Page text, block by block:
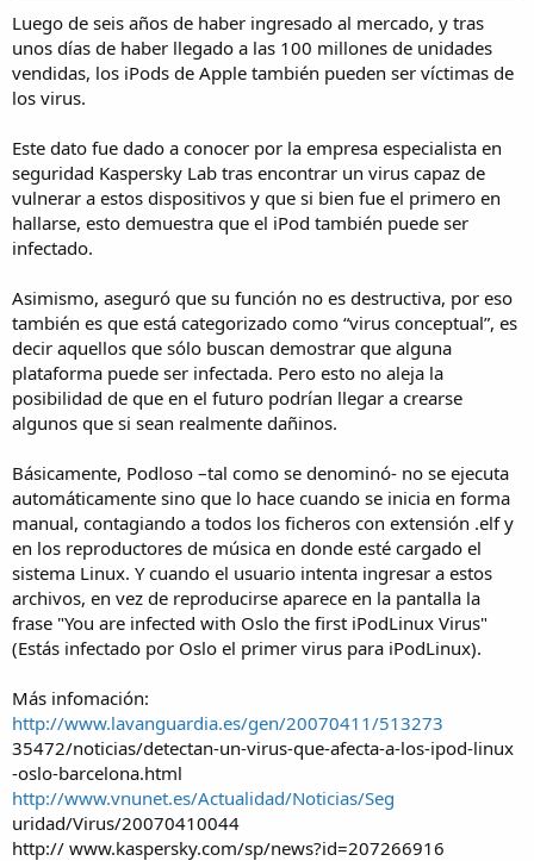
Luego de seis años de haber ingresado al mercado, y tras
unos días de haber llegado a las 100 millones de unidades
vendidas, los iPods de Apple también pueden ser víctimas de
los virus.
Este dato fue dado a conocer por la empresa especialista en
seguridad Kaspersky Lab tras encontrar un virus capaz de
vulnerar a estos dispositivos y que si bien fue el primero en
hallarse, esto demuestra que el iPod también puede ser
infectado.
Asimismo, aseguró que su función no es destructiva, por eso
también es que está categorizado como “virus conceptual”, es
decir aquellos que sólo buscan demostrar que alguna
plataforma puede ser infectada. Pero esto no aleja la
posibilidad de que en el futuro podrían llegar a crearse
algunos que si sean realmente dañinos.
Básicamente, Podloso –tal como se denominó- no se ejecuta
automáticamente sino que lo hace cuando se inicia en forma
manual, contagiando a todos los ficheros con extensión .elf y
en los reproductores de música en donde esté cargado el
sistema Linux. Y cuando el usuario intenta ingresar a estos
archivos, en vez de reproducirse aparece en la pantalla la
frase "You are infected with Oslo the first iPodLinux Virus"
(Estás infectado por Oslo el primer virus para iPodLinux).
Más infomación:
http://www.lavanguardia.es/gen/20070411/513273
35472/noticias/detectan-un-virus-que-afecta-a-los-ipod-linux
-oslo-barcelona.html
http://www.vnunet.es/Actualidad/Noticias/Seg
uridad/Virus/20070410044
http:// www.kaspersky.com/sp/news?id=207266916